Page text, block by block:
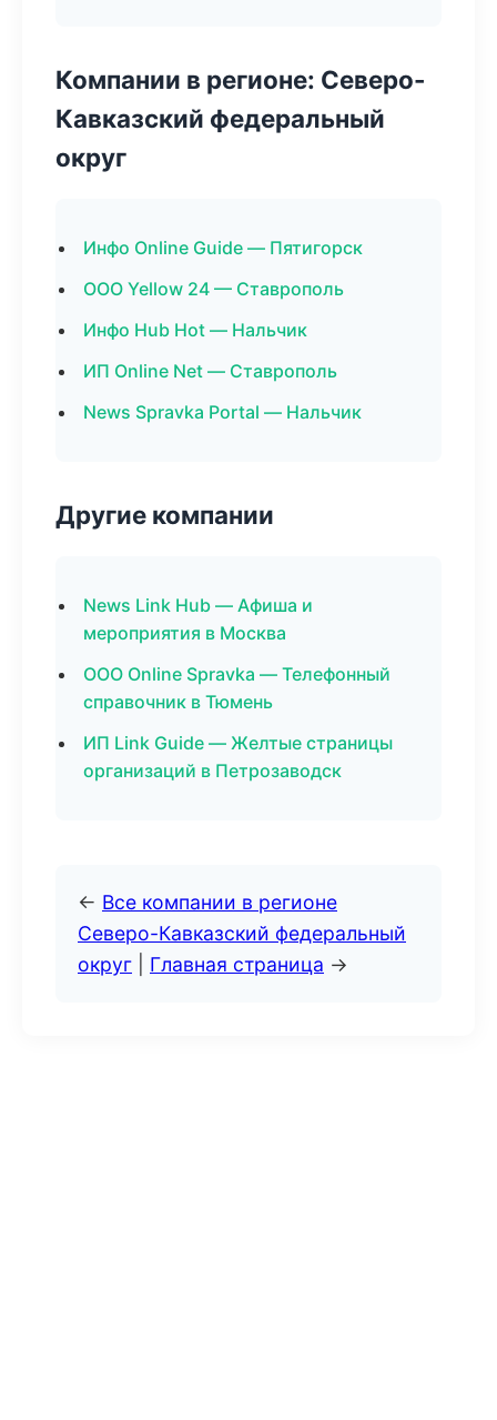
Компании в регионе: Северо-
Кавказский федеральный
округ
Инфо Online Guide — Пятигорск
ООО Yellow 24 — Ставрополь
Инфо Hub Hot — Нальчик
ИП Online Net — Ставрополь
News Spravka Portal — Нальчик
Другие компании
News Link Hub — Афиша и
мероприятия в Москва
ООО Online Spravka — Телефонный
справочник в Тюмень
ИП Link Guide — Желтые страницы
организаций в Петрозаводск
← Все компании в регионе
Северо-Кавказский федеральный
округ
Главная страница →